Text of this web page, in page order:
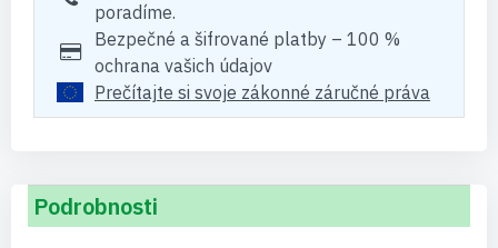
poradíme.
Bezpečné a šifrované platby – 100 %
ochrana vašich údajov
Prečítajte si svoje zákonné záručné práva
Podrobnosti